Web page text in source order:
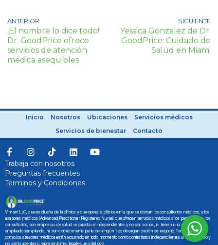
ANTERIOR
¡El nombre lo dice todo!
Dr. GoodPrice ofrece
servicios de atención
médica asequibles
SIGUIENTE
Yessica Gonzalez de Dr.
GoodPrice: Cuidado de
Salud en Miami
Inicio Nosotros Ubicaciones
Servicios médicos
Servicios de bienestar
Contacto
Trabaja con nosotros
Preguntas frecuentes
Terminos y Condiciones
Vimani LLC, que es dueña de la clínica y que opera la clínica en la que se ubican los consultorios médicos, y los
asesores médicos (Advanced Practitioner Registered Nurse) que ofrecen servicios médicos a los pacientes en los
consultorios, son empresas de salud separadas e independientes y no son socios, ni tienen una relación de
empleador/empleado, ni son comúnmente parte de ningún tipo de organización de negocio. Tanto Vimani LLC
como los asesores médicos están actuando en todo momento como contratistas independientes uno con el otro y
no como agentes o representantes legales uno del otro.